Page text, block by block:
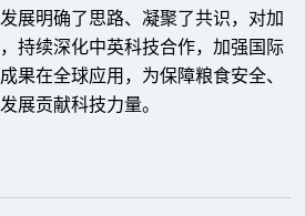
展明确了思路、凝聚了共识，对加
持续深化中英科技合作，加强国际
果在全球应用，为保障粮食安全、
展贡献科技力量。